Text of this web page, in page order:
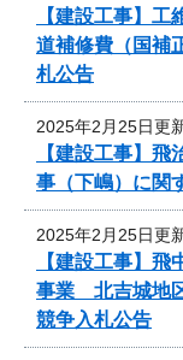
【建設工事】
道補修費（国補
札公告
2025年2月25日更
【建設工事】
事（下嶋）に関
2025年2月25日更
【建設工事】
事業 北吉城地
競争入札公告